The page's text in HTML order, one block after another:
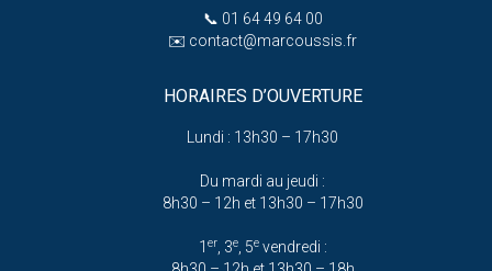
📞 01 64 49 64 00
✉️ contact@marcoussis.fr
HORAIRES D’OUVERTURE
Lundi : 13h30 – 17h30
Du mardi au jeudi :
8h30 – 12h et 13h30 – 17h30
1 er, 3e, 5evendredi :